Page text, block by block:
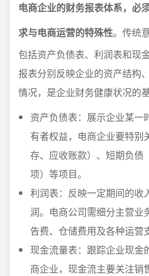
电商企业的财务报表体系，必
求与电商运营的特殊性。传统
包括资产负债表、利润表和现
报表分别反映企业的资产结构
情况，是企业财务健康状况的
资产负债表：展示企业某一
有者权益，电商企业要特别
存、应收账款）、短期负债
项）等项目。
利润表：反映一定期间的收
润。电商公司需细分主营业
告费、仓储费用及各种运营
现金流量表：跟踪企业现金
商企业，现金流主要关注销